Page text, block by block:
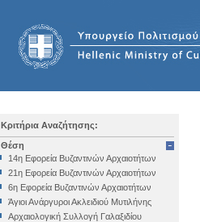
Κριτήρια Αναζήτησης:
Θέση
14η Εφορεία Βυζαντινών Αρχαιοτήτων
21η Εφορεία Βυζαντινών Αρχαιοτήτων
6η Εφορεία Βυζαντινών Αρχαιοτήτων
Άγιοι Ανάργυροι Ακλειδιού Μυτιλήνης
Αρχαιολογική Συλλογή Γαλαξιδίου